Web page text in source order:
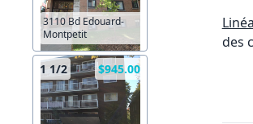
3110 Bd Edouard-
Montpetit
1 1/2 $945.00
des